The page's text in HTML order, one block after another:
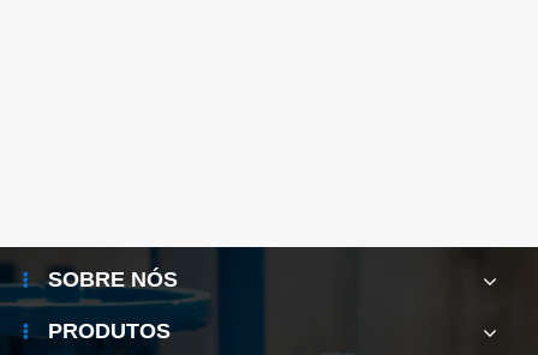
SOBRE NÓS
PRODUTOS